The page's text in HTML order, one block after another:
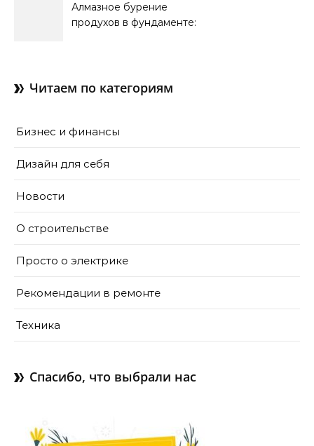
Алмазное бурение
продухов в фундаменте:
Читаем по категориям
Бизнес и финансы
Дизайн для себя
Новости
О строительстве
Просто о электрике
Рекомендации в ремонте
Техника
Спасибо, что выбрали нас